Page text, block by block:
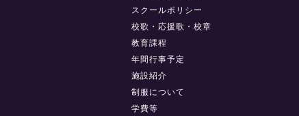
スクールポリシー
校歌・応援歌・校章
教育課程
年間行事予定
施設紹介
制服について
学費等